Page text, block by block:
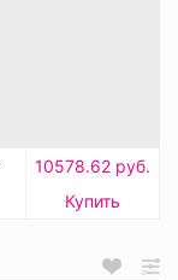
10578.62 руб.
Купить